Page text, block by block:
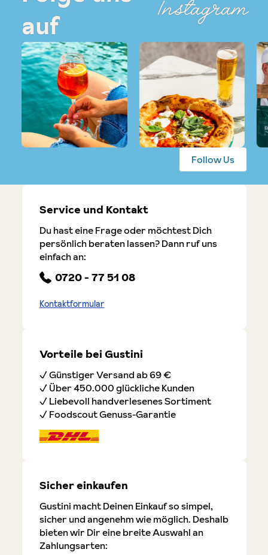
auf
Instagram
Follow Us
Service und Kontakt
Du hast eine Frage oder möchtest Dich
persönlich beraten lassen? Dann ruf uns
einfach an:
0720 - 77 51 08
Kontaktformular
Vorteile bei Gustini
✓ Günstiger Versand ab 69 €
✓ Über 450.000 glückliche Kunden
✓ Liebevoll handverlesenes Sortiment
✓ Foodscout Genuss-Garantie
Sicher einkaufen
Gustini macht Deinen Einkauf so simpel,
sicher und angenehm wie möglich. Deshalb
bieten wir Dir eine breite Auswahl an
Zahlungsarten: